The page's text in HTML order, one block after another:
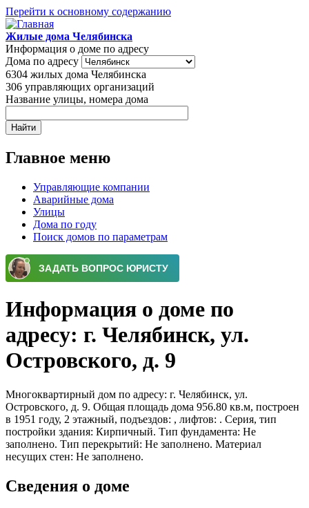
Перейти к основному содержанию
Жилые дома Челябинска
Информация о доме по адресу
Дома по адресу
6304 жилых дома Челябинска
306 управляющих организаций
Название улицы, номера дома
Главное меню
Управляющие компании
Аварийные дома
Улицы
Дома по году
Поиск домов по параметрам
Информация о доме по
адресу: г. Челябинск, ул.
Островского, д. 9
Многоквартирный дом по адресу: г. Челябинск, ул.
Островского, д. 9. Общая площадь дома 956.80 кв.м, построен
в 1951 году, 2 этажный, подъездов: , лифтов: . Серия, тип
постройки здания: Кирпичный. Тип фундамента: Не
заполнено. Тип перекрытий: Не заполнено. Материал
несущих стен: Не заполнено.
Сведения о доме